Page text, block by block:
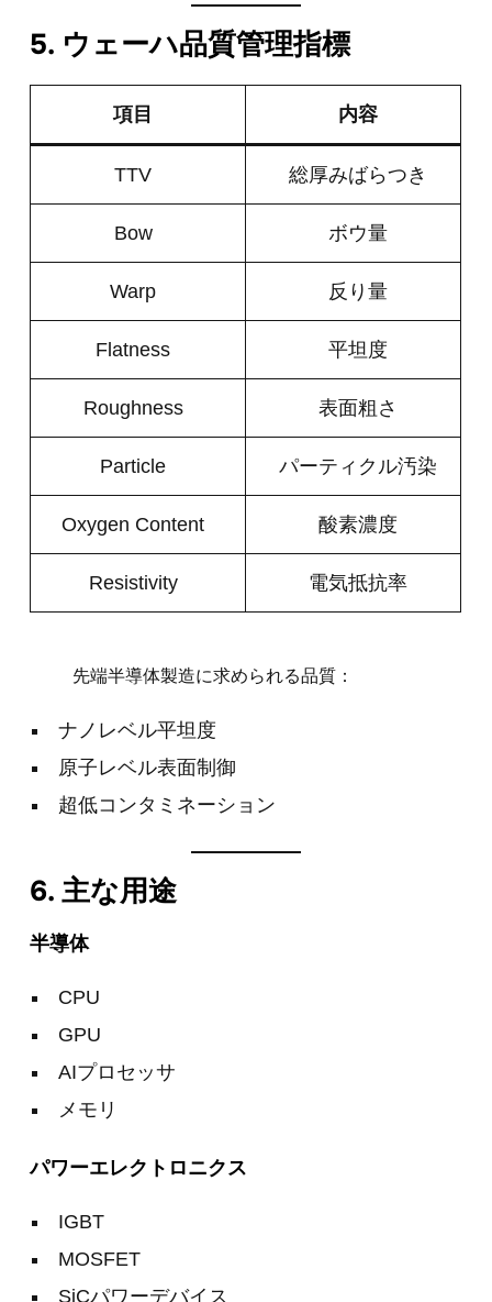
5. ウェーハ品質管理指標
項目 内容
TTV 総厚みばらつき
Bow ボウ量
Warp 反り量
Flatness 平坦度
Roughness 表面粗さ
Particle パーティクル汚染
Oxygen Content 酸素濃度
Resistivity 電気抵抗率
先端半導体製造に求められる品質：
ナノレベル平坦度
原子レベル表面制御
超低コンタミネーション
6. 主な用途
半導体
CPU
GPU
AIプロセッサ
メモリ
パワーエレクトロニクス
IGBT
MOSFET
SiCパワーデバイス